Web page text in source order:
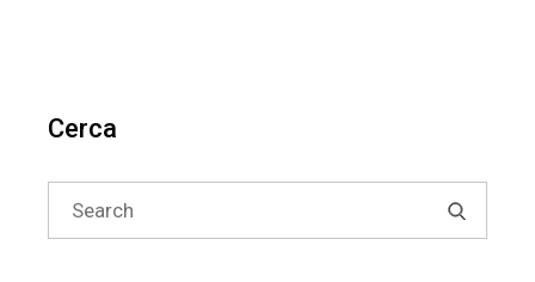
Cerca
Search
for: